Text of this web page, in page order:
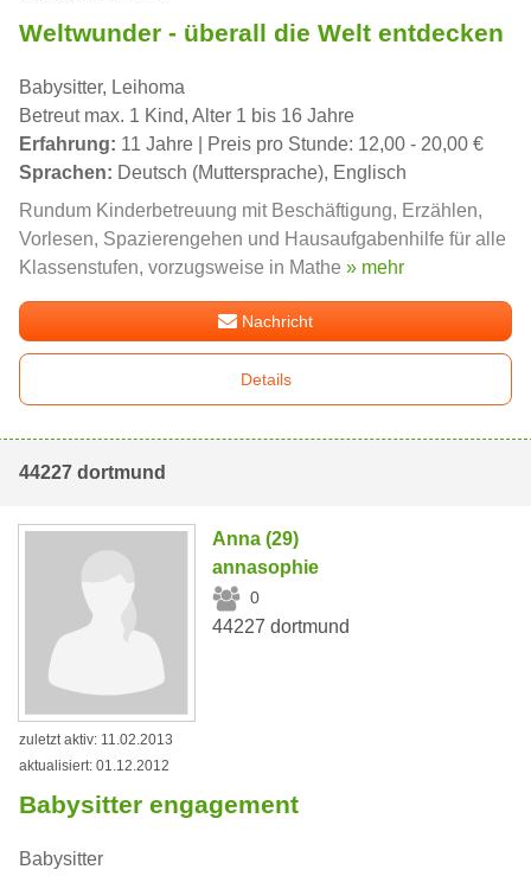
Weltwunder - überall die Welt entdecken
Babysitter, Leihoma
Betreut max. 1 Kind, Alter 1 bis 16 Jahre
Erfahrung: 11 Jahre | Preis pro Stunde: 12,00 - 20,00 €
Sprachen: Deutsch (Muttersprache), Englisch
Rundum Kinderbetreuung mit Beschäftigung, Erzählen,
Vorlesen, Spazierengehen und Hausaufgabenhilfe für alle
Klassenstufen, vorzugsweise in Mathe » mehr
Nachricht
Details
44227 dortmund
Anna (29)
annasophie
0
44227 dortmund
zuletzt aktiv: 11.02.2013
aktualisiert: 01.12.2012
Babysitter engagement
Babysitter